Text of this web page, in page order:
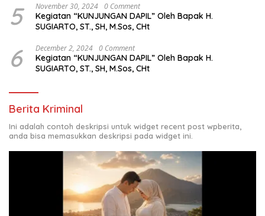
5 November 30, 2024 0 Comment
Kegiatan “KUNJUNGAN DAPIL” Oleh Bapak H.
SUGIARTO, ST., SH, M.Sos, CHt
6 December 2, 2024 0 Comment
Kegiatan “KUNJUNGAN DAPIL” Oleh Bapak H.
SUGIARTO, ST., SH, M.Sos, CHt
Berita Kriminal
Ini adalah contoh deskripsi untuk widget recent post wpberita,
anda bisa memasukkan deskripsi pada widget ini.